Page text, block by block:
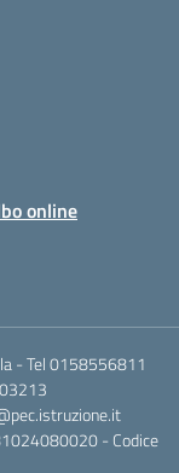
online
- Tel 0158556811
- Codice